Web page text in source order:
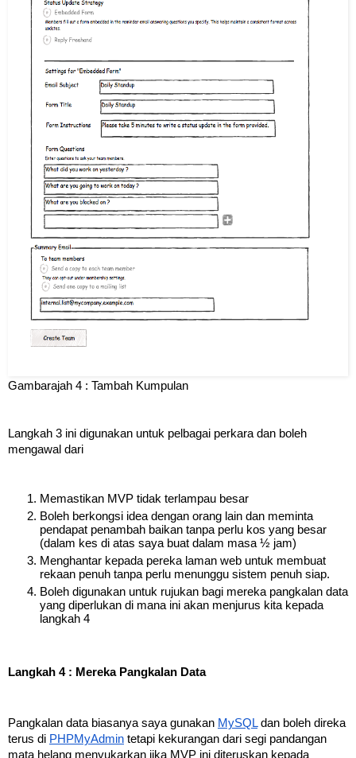
Gambarajah 4 : Tambah Kumpulan
Langkah 3 ini digunakan untuk pelbagai perkara dan boleh
mengawal dari
Memastikan MVP tidak terlampau besar
Boleh berkongsi idea dengan orang lain dan meminta
pendapat penambah baikan tanpa perlu kos yang besar
(dalam kes di atas saya buat dalam masa ½ jam)
Menghantar kepada pereka laman web untuk membuat
rekaan penuh tanpa perlu menunggu sistem penuh siap.
Boleh digunakan untuk rujukan bagi mereka pangkalan data
yang diperlukan di mana ini akan menjurus kita kepada
langkah 4
Langkah 4 : Mereka Pangkalan Data
Pangkalan data biasanya saya gunakan MySQL dan boleh direka
terus di PHPMyAdmin tetapi kekurangan dari segi pandangan
mata helang menyukarkan jika MVP ini diteruskan kepada